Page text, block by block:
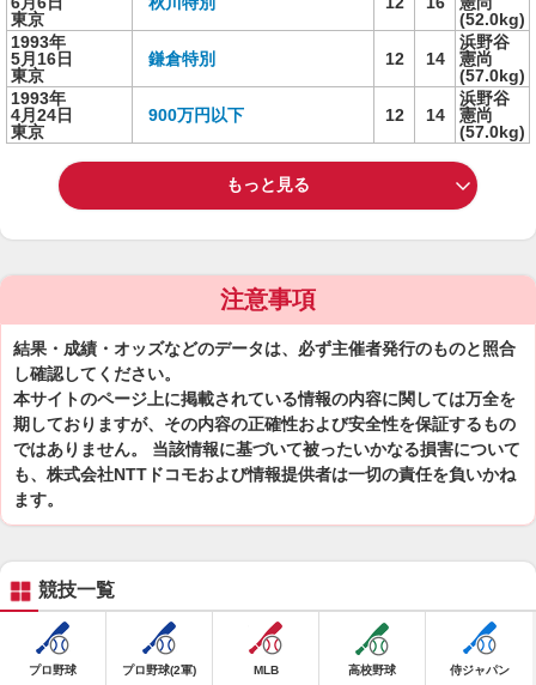
東京
(52.0kg)
1993年
5月16日
東京
鎌倉特別 12 14
浜野谷
憲尚
(57.0kg)
1993年
4月24日
東京
900万円以下 12 14
浜野谷
憲尚
(57.0kg)
もっと見る
注意事項
結果・成績・オッズなどのデータは、必ず主催者発行のものと照合
し確認してください。
本サイトのページ上に掲載されている情報の内容に関しては万全を
期しておりますが、その内容の正確性および安全性を保証するもの
ではありません。 当該情報に基づいて被ったいかなる損害について
も、株式会社NTTドコモおよび情報提供者は一切の責任を負いかね
ます。
競技一覧
プロ野球 プロ野球(2軍) MLB 高校野球 侍ジャパン